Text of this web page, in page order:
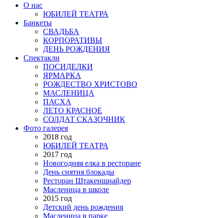
О нас
ЮБИЛЕЙ ТЕАТРА
Банкеты
СВАДЬБА
КОРПОРАТИВЫ
ДЕНЬ РОЖДЕНИЯ
Спектакли
ПОСИДЕЛКИ
ЯРМАРКА
РОЖДЕСТВО ХРИСТОВО
МАСЛЕНИЦА
ПАСХА
ЛЕТО КРАСНОЕ
СОЛДАТ СКАЗОЧНИК
Фото галерея
2018 год
ЮБИЛЕЙ ТЕАТРА
2017 год
Новогодняя елка в ресторане
День снятия блокады
Ресторан Штакеншнайдер
Масленица в школе
2015 год
Детский день рождения
Масленица в парке